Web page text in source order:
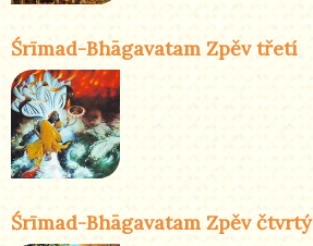
Śrīmad-Bhāgavatam Zpěv třetí
Śrīmad-Bhāgavatam Zpěv čtvrtý